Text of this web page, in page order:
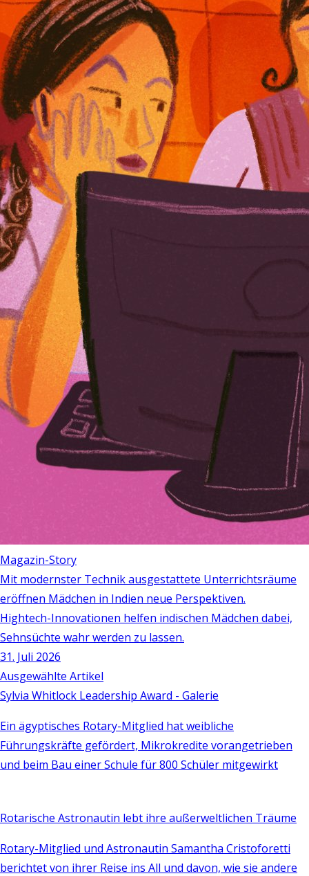
Magazin-Story
Mit modernster Technik ausgestattete Unterrichtsräume
eröffnen Mädchen in Indien neue Perspektiven.
Hightech-Innovationen helfen indischen Mädchen dabei,
Sehnsüchte wahr werden zu lassen.
31. Juli 2026
Ausgewählte Artikel
Sylvia Whitlock Leadership Award - Galerie
Ein ägyptisches Rotary-Mitglied hat weibliche
Führungskräfte gefördert, Mikrokredite vorangetrieben
und beim Bau einer Schule für 800 Schüler mitgewirkt
Rotarische Astronautin lebt ihre außerweltlichen Träume
Rotary-Mitglied und Astronautin Samantha Cristoforetti
berichtet von ihrer Reise ins All und davon, wie sie andere